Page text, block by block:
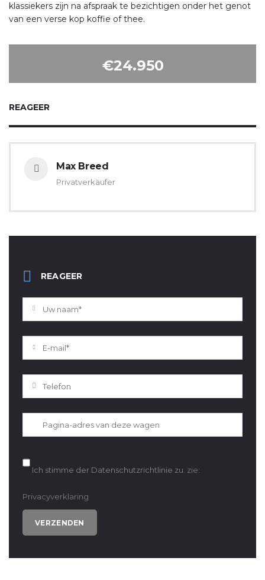
klassiekers zijn na afspraak te bezichtigen onder het genot
van een verse kop koffie of thee.
€24.950
REAGEER
Max Breed
Privatverkäufer
REAGEER
Ich stimme der Datenschutzrichtlinie zu. zie:
Privacyverklaring